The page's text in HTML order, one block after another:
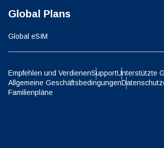
Global Plans
Global eSIM
Empfehlen und VerdienenSupportUnterstützte
Allgemeine Geschäftsbedingungen
Familienpläne